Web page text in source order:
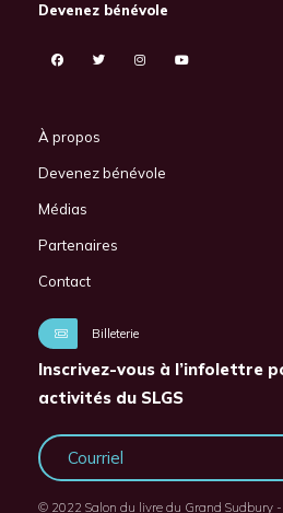
Devenez bénévole
À propos
Devenez bénévole
Médias
Partenaires
Contact
Billeterie
Inscrivez-vous à l’infolettre
activités du SLGS
© 2022 Salon du livre du Grand Sudbury